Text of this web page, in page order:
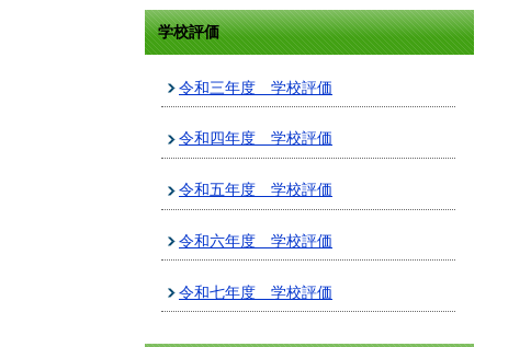
学校評価
令和三年度 学校評価
令和四年度 学校評価
令和五年度 学校評価
令和六年度 学校評価
令和七年度 学校評価